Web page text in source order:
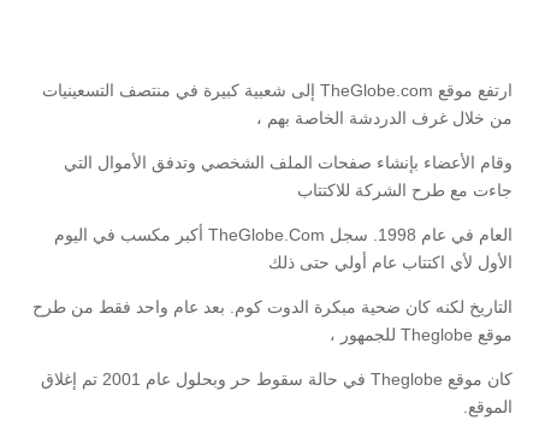
ارتفع موقع TheGlobe.com إلى شعبية كبيرة في منتصف التسعينيات
من خلال غرف الدردشة الخاصة بهم ،
وقام الأعضاء بإنشاء صفحات الملف الشخصي وتدفق الأموال التي
جاءت مع طرح الشركة للاكتتاب
العام في عام 1998. سجل TheGlobe.Com أكبر مكسب في اليوم
الأول لأي اكتتاب عام أولي حتى ذلك
التاريخ لكنه كان ضحية مبكرة الدوت كوم. بعد عام واحد فقط من طرح
موقع Theglobe للجمهور ،
كان موقع Theglobe في حالة سقوط حر وبحلول عام 2001 تم إغلاق
الموقع.